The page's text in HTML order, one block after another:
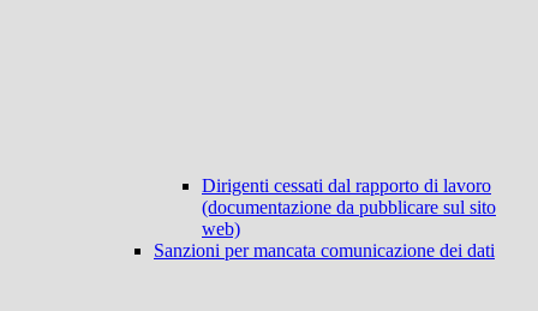
Dirigenti cessati dal rapporto di lavoro
(documentazione da pubblicare sul sito
web)
Sanzioni per mancata comunicazione dei dati